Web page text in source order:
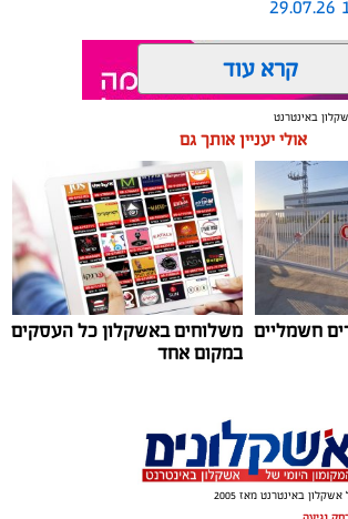
קרא עוד
באינטרנט
אולי יעניין אותך גם
חשמליים משלוחים באשקלון כל העסקים
במקום אחד
באינטרנט מאז 2005